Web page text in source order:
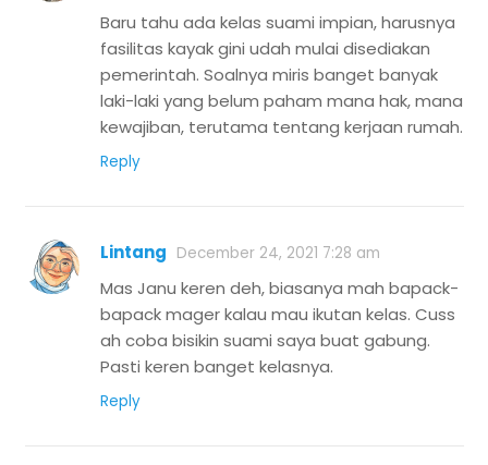
Baru tahu ada kelas suami impian, harusnya
fasilitas kayak gini udah mulai disediakan
pemerintah. Soalnya miris banget banyak
laki-laki yang belum paham mana hak, mana
kewajiban, terutama tentang kerjaan rumah.
Reply
Lintang December 24, 2021 7:28 am
Mas Janu keren deh, biasanya mah bapack-
bapack mager kalau mau ikutan kelas. Cuss
ah coba bisikin suami saya buat gabung.
Pasti keren banget kelasnya.
Reply